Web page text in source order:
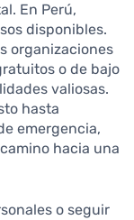
En Perú,
disponibles.
organizaciones
o de bajo
valiosas.
hasta
emergencia,
hacia una
o seguir